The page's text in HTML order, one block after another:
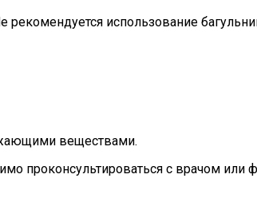
использование
веществами.
проконсультироваться с врачом или